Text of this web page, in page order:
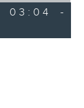
03:04 -